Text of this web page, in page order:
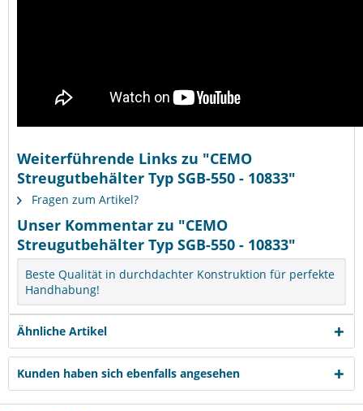
Weiterführende Links zu "CEMO
Streugutbehälter Typ SGB-550 - 10833"
Fragen zum Artikel?
Unser Kommentar zu "CEMO
Streugutbehälter Typ SGB-550 - 10833"
Beste Qualität in durchdachter Konstruktion für perfekte
Handhabung!
Ähnliche Artikel
Kunden haben sich ebenfalls angesehen